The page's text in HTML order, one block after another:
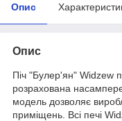
Опис
Опис
Піч "Булер'ян" Widzew
розрахована
модель дозволяє
приміщень. Всі печі